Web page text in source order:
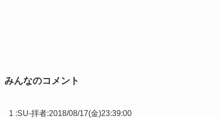
みんなのコメント
1 :SU-拝者:2018/08/17(金)23:39:00